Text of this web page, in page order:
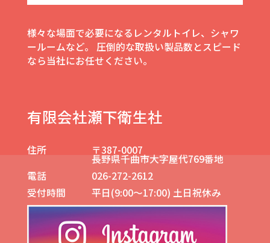
様々な場面で必要になるレンタルトイレ、シャワ
ールームなど。 圧倒的な取扱い製品数とスピード
なら当社にお任せください。
有限会社瀬下衛生社
住所 〒387-0007
長野県千曲市大字屋代769番地
電話
026-272-2612
受付時間
平日(9:00～17:00) 土日祝休み